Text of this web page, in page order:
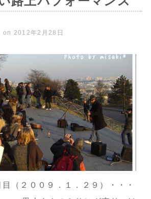
on 2012年2月28日
（２００９．１．２９）・・・